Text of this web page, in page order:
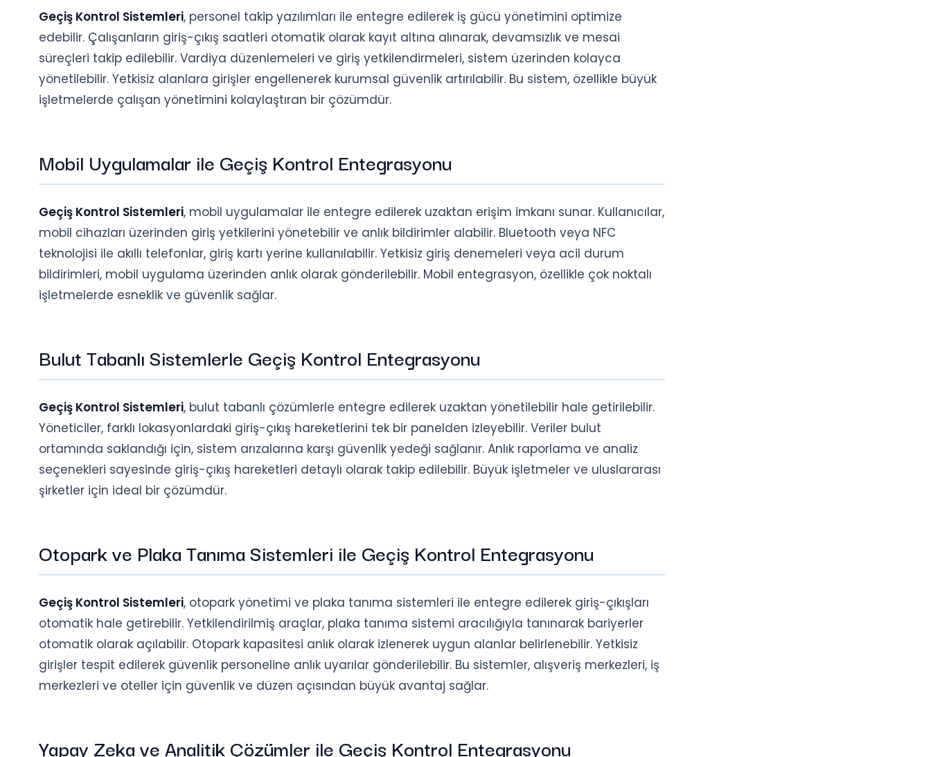
Geçiş Kontrol Sistemleri, personel takip yazılımları ile entegre edilerek iş gücü yönetimini optimize
edebilir. Çalışanların giriş-çıkış saatleri otomatik olarak kayıt altına alınarak, devamsızlık ve mesai
süreçleri takip edilebilir. Vardiya düzenlemeleri ve giriş yetkilendirmeleri, sistem üzerinden kolayca
yönetilebilir. Yetkisiz alanlara girişler engellenerek kurumsal güvenlik artırılabilir. Bu sistem, özellikle büyük
işletmelerde çalışan yönetimini kolaylaştıran bir çözümdür.
Mobil Uygulamalar ile Geçiş Kontrol Entegrasyonu
Geçiş Kontrol Sistemleri, mobil uygulamalar ile entegre edilerek uzaktan erişim imkanı sunar. Kullanıcılar,
mobil cihazları üzerinden giriş yetkilerini yönetebilir ve anlık bildirimler alabilir. Bluetooth veya NFC
teknolojisi ile akıllı telefonlar, giriş kartı yerine kullanılabilir. Yetkisiz giriş denemeleri veya acil durum
bildirimleri, mobil uygulama üzerinden anlık olarak gönderilebilir. Mobil entegrasyon, özellikle çok noktalı
işletmelerde esneklik ve güvenlik sağlar.
Bulut Tabanlı Sistemlerle Geçiş Kontrol Entegrasyonu
Geçiş Kontrol Sistemleri, bulut tabanlı çözümlerle entegre edilerek uzaktan yönetilebilir hale getirilebilir.
Yöneticiler, farklı lokasyonlardaki giriş-çıkış hareketlerini tek bir panelden izleyebilir. Veriler bulut
ortamında saklandığı için, sistem arızalarına karşı güvenlik yedeği sağlanır. Anlık raporlama ve analiz
seçenekleri sayesinde giriş-çıkış hareketleri detaylı olarak takip edilebilir. Büyük işletmeler ve uluslararası
şirketler için ideal bir çözümdür.
Otopark ve Plaka Tanıma Sistemleri ile Geçiş Kontrol Entegrasyonu
Geçiş Kontrol Sistemleri, otopark yönetimi ve plaka tanıma sistemleri ile entegre edilerek giriş-çıkışları
otomatik hale getirebilir. Yetkilendirilmiş araçlar, plaka tanıma sistemi aracılığıyla tanınarak bariyerler
otomatik olarak açılabilir. Otopark kapasitesi anlık olarak izlenerek uygun alanlar belirlenebilir. Yetkisiz
girişler tespit edilerek güvenlik personeline anlık uyarılar gönderilebilir. Bu sistemler, alışveriş merkezleri, iş
merkezleri ve oteller için güvenlik ve düzen açısından büyük avantaj sağlar.
Yapay Zeka ve Analitik Çözümler ile Geçiş Kontrol Entegrasyonu